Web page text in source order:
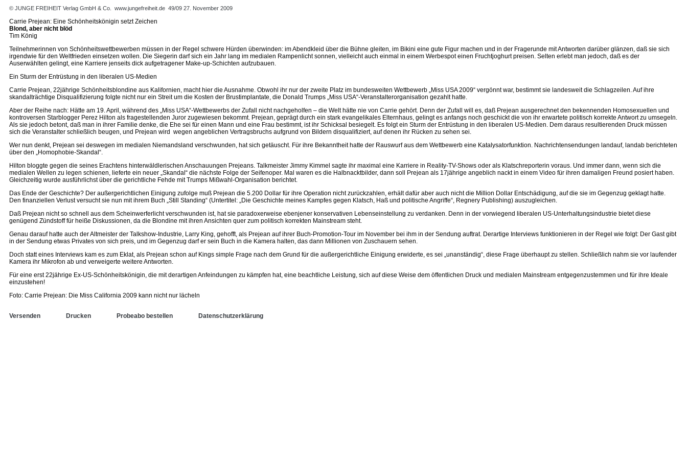
© JUNGE FREIHEIT Verlag GmbH & Co. www.jungefreiheit.de 49/09 27. November 2009
Carrie Prejean: Eine Schönheitskönigin setzt Zeichen
Blond, aber nicht blöd
Tim König
Teilnehmerinnen von Schönheitswettbewerben müssen in der Regel schwere Hürden überwinden: im Abendkleid über die Bühne gleiten, im Bikini eine gute Figur machen und in der Fragerunde mit Antworten darüber glänzen, daß sie sich
irgendwie für den Weltfrieden einsetzen wollen. Die Siegerin darf sich ein Jahr lang im medialen Rampenlicht sonnen, vielleicht auch einmal in einem Werbespot einen Fruchtjoghurt preisen. Selten erlebt man jedoch, daß es der
Auserwählten gelingt, eine Karriere jenseits dick aufgetragener Make-up-Schichten aufzubauen.
Ein Sturm der Entrüstung in den liberalen US-Medien
Carrie Prejean, 22jährige Schönheitsblondine aus Kalifornien, macht hier die Ausnahme. Obwohl ihr nur der zweite Platz im bundesweiten Wettbewerb „Miss USA 2009“ vergönnt war, bestimmt sie landesweit die Schlagzeilen. Auf ihre
skandalträchtige Disqualifizierung folgte nicht nur ein Streit um die Kosten der Brustimplantate, die Donald Trumps „Miss USA“-Veranstalterorganisation gezahlt hatte.
Aber der Reihe nach: Hätte am 19. April, während des „Miss USA“-Wettbewerbs der Zufall nicht nachgeholfen – die Welt hätte nie von Carrie gehört. Denn der Zufall will es, daß Prejean ausgerechnet den bekennenden Homosexuellen und
kontroversen Starblogger Perez Hilton als fragestellenden Juror zugewiesen bekommt. Prejean, geprägt durch ein stark evangelikales Elternhaus, gelingt es anfangs noch geschickt die von ihr erwartete politisch korrekte Antwort zu umsegeln.
Als sie jedoch betont, daß man in ihrer Familie denke, die Ehe sei für einen Mann und eine Frau bestimmt, ist ihr Schicksal besiegelt. Es folgt ein Sturm der Entrüstung in den liberalen US-Medien. Dem daraus resultierenden Druck müssen
sich die Veranstalter schließlich beugen, und Prejean wird wegen angeblichen Vertragsbruchs aufgrund von Bildern disqualifiziert, auf denen ihr Rücken zu sehen sei.
Wer nun denkt, Prejean sei deswegen im medialen Niemandsland verschwunden, hat sich getäuscht. Für ihre Bekanntheit hatte der Rauswurf aus dem Wettbewerb eine Katalysatorfunktion. Nachrichtensendungen landauf, landab berichteten
über den „Homophobie-Skandal“.
Hilton bloggte gegen die seines Erachtens hinterwäldlerischen Anschauungen Prejeans. Talkmeister Jimmy Kimmel sagte ihr maximal eine Karriere in Reality-TV-Shows oder als Klatschreporterin voraus. Und immer dann, wenn sich die
medialen Wellen zu legen schienen, lieferte ein neuer „Skandal“ die nächste Folge der Seifenoper. Mal waren es die Halbnacktbilder, dann soll Prejean als 17jährige angeblich nackt in einem Video für ihren damaligen Freund posiert haben.
Gleichzeitig wurde ausführlichst über die gerichtliche Fehde mit Trumps Mißwahl-Organisation berichtet.
Das Ende der Geschichte? Der außergerichtlichen Einigung zufolge muß Prejean die 5.200 Dollar für ihre Operation nicht zurückzahlen, erhält dafür aber auch nicht die Million Dollar Entschädigung, auf die sie im Gegenzug geklagt hatte.
Den finanziellen Verlust versucht sie nun mit ihrem Buch „Still Standing“ (Untertitel: „Die Geschichte meines Kampfes gegen Klatsch, Haß und politische Angriffe“, Regnery Publi­shing) auszugleichen.
Daß Prejean nicht so schnell aus dem Scheinwerferlicht verschwunden ist, hat sie paradoxerweise ebenjener konservativen Lebenseinstellung zu verdanken. Denn in der vorwiegend liberalen US-Unterhaltungsindustrie bietet diese
genügend Zündstoff für heiße Diskussionen, da die Blondine mit ihren Ansichten quer zum politisch korrekten Mainstream steht.
Genau darauf hatte auch der Altmeister der Talkshow-Industrie, Larry King, gehofft, als Prejean auf ihrer Buch-Promotion-Tour im November bei ihm in der Sendung auftrat. Derartige Interviews funktionieren in der Regel wie folgt: Der Gast gibt
in der Sendung etwas Privates von sich preis, und im Gegenzug darf er sein Buch in die Kamera halten, das dann Millionen von Zuschauern sehen.
Doch statt eines Interviews kam es zum Eklat, als Prejean schon auf Kings simple Frage nach dem Grund für die außergerichtliche Einigung erwiderte, es sei „unanständig“, diese Frage überhaupt zu stellen. Schließlich nahm sie vor laufender
Kamera ihr Mikrofon ab und verweigerte weitere Antworten.
Für eine erst 22jährige Ex-US-Schönheitskönigin, die mit derartigen Anfeindungen zu kämpfen hat, eine beachtliche Leistung, sich auf diese Weise dem öffentlichen Druck und medialen Mainstream entgegenzustemmen und für ihre Ideale
einzustehen!
Foto: Carrie Prejean: Die Miss California 2009 kann nicht nur lächeln
Versenden Drucken Probeabo bestellen Datenschutzerklärung